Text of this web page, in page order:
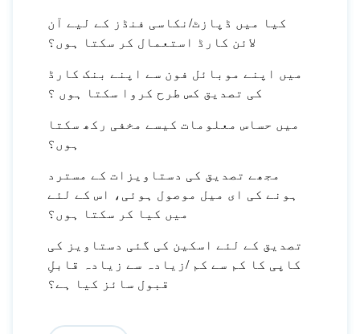
کیا میں ڈپازٹ/نکاسی فنڈز کے لیے آن
لائن کارڈ استعمال کر سکتا ہوں؟
میں اپنے موبائل فون سے اپنے بنک کارڈ
کی تصدیق کس طرح کروا سکتا ہوں ؟
میں حساس معلومات کیسے مخفی رکھ سکتا
ہوں؟
مجھے تصدیق کی دستاویزات کے مسترد
ہونے کی ای میل موصول ہوئی، اس کے لئے
میں کیا کر سکتا ہوں؟
تصدیق کے لئے اسکین کی گئی دستاویز کی
کاپی کا کم سے کم /زیادہ سے زیادہ قابلِ
قبول سائز کیا ہے؟